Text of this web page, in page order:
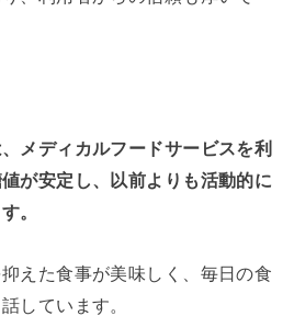
メディカルフードサービスを利
が安定し、以前よりも活動的に
。
えた食事が美味しく、毎日の食
しています。